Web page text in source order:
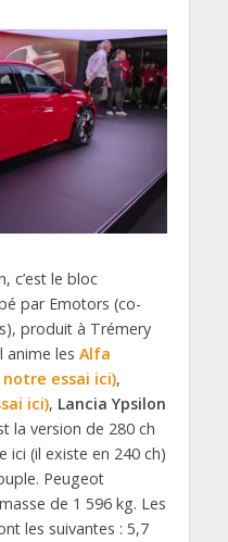
c’est le bloc
par Emotors (co-
produit à Trémery
anime les Alfa
essai ici),
ici), Lancia Ypsilon
la version de 280 ch
ici (il existe en 240 ch)
Peugeot
de 1 596 kg. Les
les suivantes : 5,7